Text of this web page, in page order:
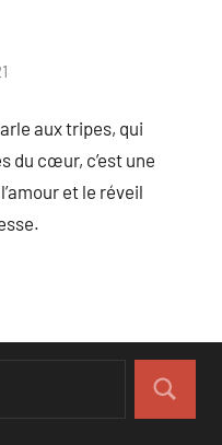
aux tripes, qui
du cœur, c’est une
et le réveil